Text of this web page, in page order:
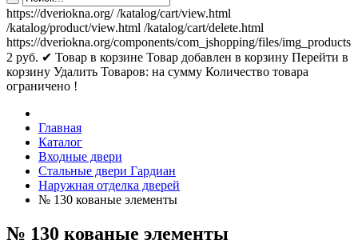
https://dveriokna.org/ /katalog/cart/view.html
/katalog/product/view.html /katalog/cart/delete.html
https://dveriokna.org/components/com_jshopping/files/img_products
2 руб. ✔ Товар в корзине Товар добавлен в корзину Перейти в
корзину Удалить Товаров: на сумму Количество товара
ограничено !
Главная
Каталог
Входные двери
Стальные двери Гардиан
Наружная отделка дверей
№ 130 кованые элементы
№ 130 кованые элементы